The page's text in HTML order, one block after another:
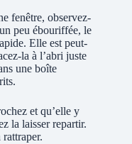
fenêtre, observez-
peu ébouriffée, le
Elle est peut-
la à l’abri juste
une boîte
et qu’elle y
la laisser repartir.